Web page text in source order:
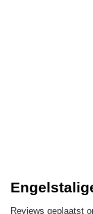
Reviews geplaatst